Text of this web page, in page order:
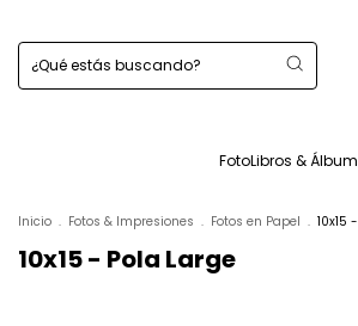
FotoLibros &
Inicio . Fotos & Impresiones . Fotos en Papel . 10x15
10x15 - Pola Large